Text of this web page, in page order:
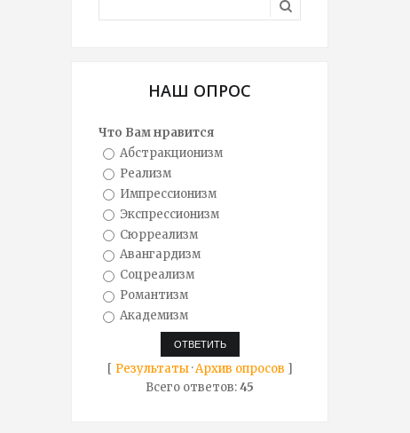
НАШ ОПРОС
Что Вам нравится
Абстракционизм
Реализм
Импрессионизм
Экспрессионизм
Сюрреализм
Авангардизм
Соцреализм
Романтизм
Академизм
[ Результаты·Архив опросов ]
Всего ответов:45